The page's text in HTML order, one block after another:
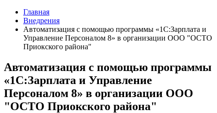
Главная
Внедрения
Автоматизация с помощью программы «1С:Зарплата и
Управление Персоналом 8» в организации ООО "ОСТО
Приокского района"
Автоматизация с помощью программы
«1С:Зарплата и Управление
Персоналом 8» в организации ООО
"ОСТО Приокского района"